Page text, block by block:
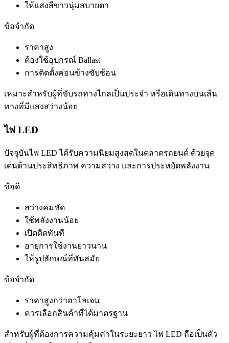
ให้แสงสีขาวนุ่มสบายตา
ข้อจำกัด
ราคาสูง
ต้องใช้อุปกรณ์ Ballast
การติดตั้งค่อนข้างซับซ้อน
เหมาะสำหรับผู้ที่ขับรถทางไกลเป็นประจำ หรือเดินทางบนเส้น
ทางที่มีแสงสว่างน้อย
ไฟ LED
ปัจจุบันไฟ LED ได้รับความนิยมสูงสุดในตลาดรถยนต์ ด้วยจุด
เด่นด้านประสิทธิภาพ ความสว่าง และการประหยัดพลังงาน
ข้อดี
สว่างคมชัด
ใช้พลังงานน้อย
เปิดติดทันที
อายุการใช้งานยาวนาน
ให้รูปลักษณ์ที่ทันสมัย
ข้อจำกัด
ราคาสูงกว่าฮาโลเจน
ควรเลือกสินค้าที่ได้มาตรฐาน
สำหรับผู้ที่ต้องการความคุ้มค่าในระยะยาว ไฟ LED ถือเป็นตัว